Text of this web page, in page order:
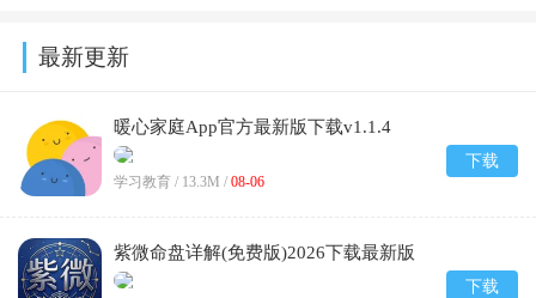
最新更新
暖心家庭App官方最新版下载v1.1.4
学习教育 / 13.3M / 08-06
下载
紫微命盘详解(免费版)2026下载最新版
v1.1
下载